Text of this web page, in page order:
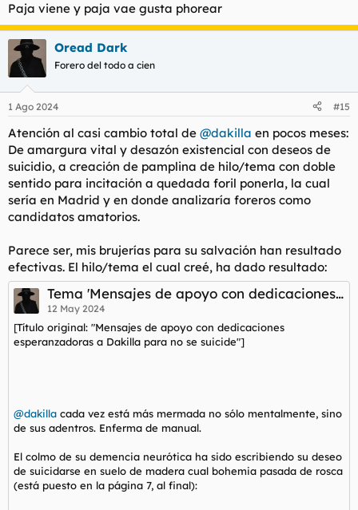
:
Paja viene y paja vae gusta phorear
Oread Dark
Forero del todo a cien
1 Ago 2024 #15
Atención al casi cambio total de @dakilla en pocos meses:
De amargura vital y desazón existencial con deseos de
suicidio, a creación de pamplina de hilo/tema con doble
sentido para incitación a quedada foril ponerla, la cual
sería en Madrid y en donde analizaría foreros como
candidatos amatorios.
Parece ser, mis brujerías para su salvación han resultado
efectivas. El hilo/tema el cual creé, ha dado resultado:
Tema 'Mensajes de apoyo con dedicaciones esperanzadoras a Dakilla para no se suicide'
12 May 2024
[Título original: "Mensajes de apoyo con dedicaciones
esperanzadoras a Dakilla para no se suicide"]
@dakilla cada vez está más mermada no sólo mentalmente, sino
de sus adentros. Enferma de manual.
El colmo de su demencia neurótica ha sido escribiendo su deseo
de suicidarse en suelo de madera cual bohemia pasada de rosca
(está puesto en la página 7, al final):